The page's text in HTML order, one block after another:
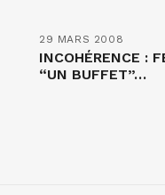
29 MARS 2008
INCOHÉRENCE :
“UN BUFFET”…